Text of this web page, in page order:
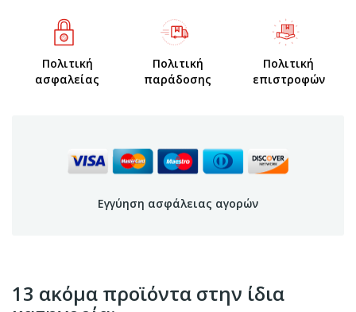
Πολιτική
ασφαλείας
Πολιτική
παράδοσης
Πολιτική
επιστροφών
Εγγύηση ασφάλειας αγορών
13 ακόμα προϊόντα στην ίδια